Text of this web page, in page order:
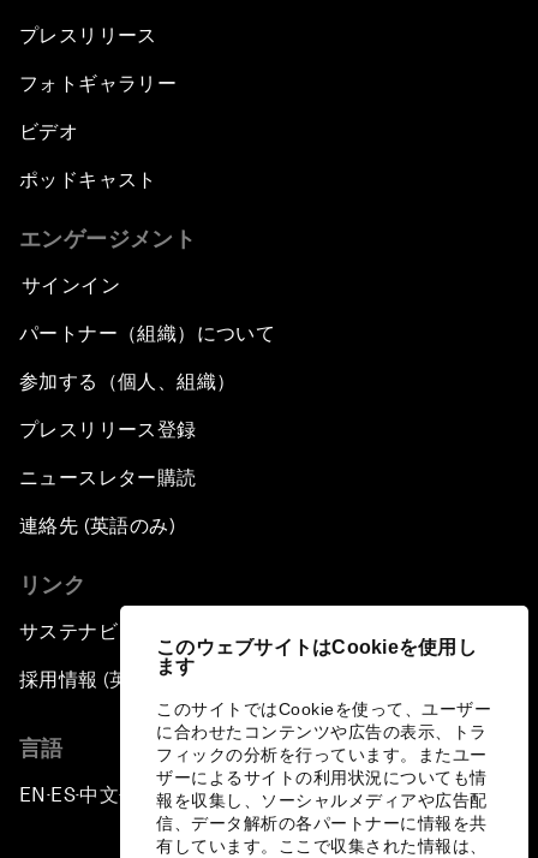
このウェブサイトはCookieを使用し
ます
このサイトではCookieを使って、ユーザー
に合わせたコンテンツや広告の表示、トラ
フィックの分析を行っています。またユー
ザーによるサイトの利用状況についても情
報を収集し、ソーシャルメディアや広告配
信、データ解析の各パートナーに情報を共
有しています。ここで収集された情報は、
プレスリリース
フォトギャラリー
ビデオ
ポッドキャスト
エンゲージメント
サインイン
パートナー（組織）について
参加する（個人、組織）
プレスリリース登録
ニュースレター購読
連絡先 (英語のみ)
リンク
サステナビリティへの取り組み
採用情報 (英語のみ)
言語
EN ▪ES▪中文▪ 日本語